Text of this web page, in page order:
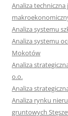
Analiza
Analiza systemu
Analiza systemu
Mokotów
Analiza
o.o.
Analiza
Analiza rynku
gruntowych